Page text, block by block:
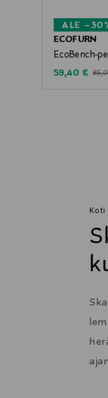
ALE
ECOFURN
EcoBench-
Discounted
59,40 €
Koti